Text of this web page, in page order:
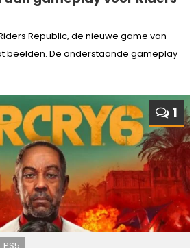
Republic, de nieuwe game van
beelden. De onderstaande gameplay
1